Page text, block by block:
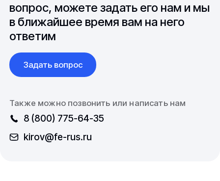
вопрос, можете задать его нам и мы
в ближайшее время вам на него
ответим
Задать вопрос
Также можно позвонить или написать нам
8 (800) 775-64-35
kirov@fe-rus.ru